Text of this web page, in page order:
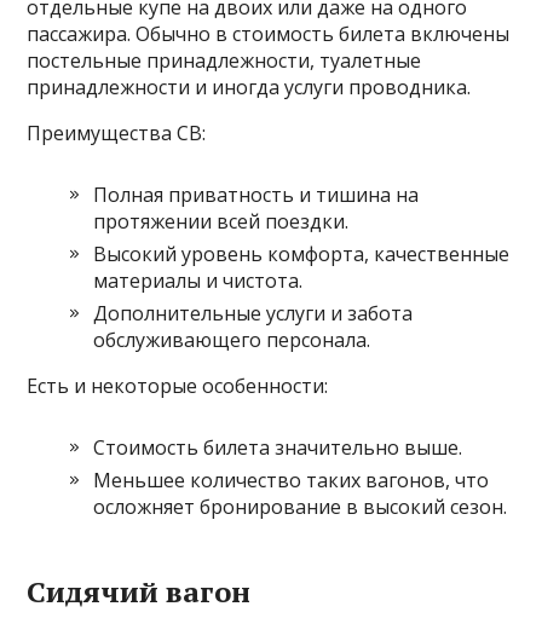
отдельные купе на двоих или даже на одного
пассажира. Обычно в стоимость билета включены
постельные принадлежности, туалетные
принадлежности и иногда услуги проводника.
Преимущества СВ:
Полная приватность и тишина на
протяжении всей поездки.
Высокий уровень комфорта, качественные
материалы и чистота.
Дополнительные услуги и забота
обслуживающего персонала.
Есть и некоторые особенности:
Стоимость билета значительно выше.
Меньшее количество таких вагонов, что
осложняет бронирование в высокий сезон.
Сидячий вагон